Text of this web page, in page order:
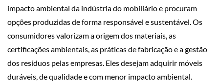
impacto ambiental da indústria do mobiliário e procuram
opções produzidas de forma responsável e sustentável. Os
consumidores valorizam a origem dos materiais, as
certificações ambientais, as práticas de fabricação e a gestão
dos resíduos pelas empresas. Eles desejam adquirir móveis
duráveis, de qualidade e com menor impacto ambiental.